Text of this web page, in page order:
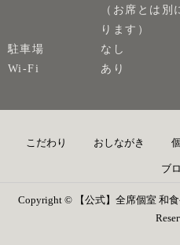
（お席とは
ります）
駐車場
なし
Wi-Fi
あり
こだわり おしながき
ブ
Copyright © 【公式】全席個室 和